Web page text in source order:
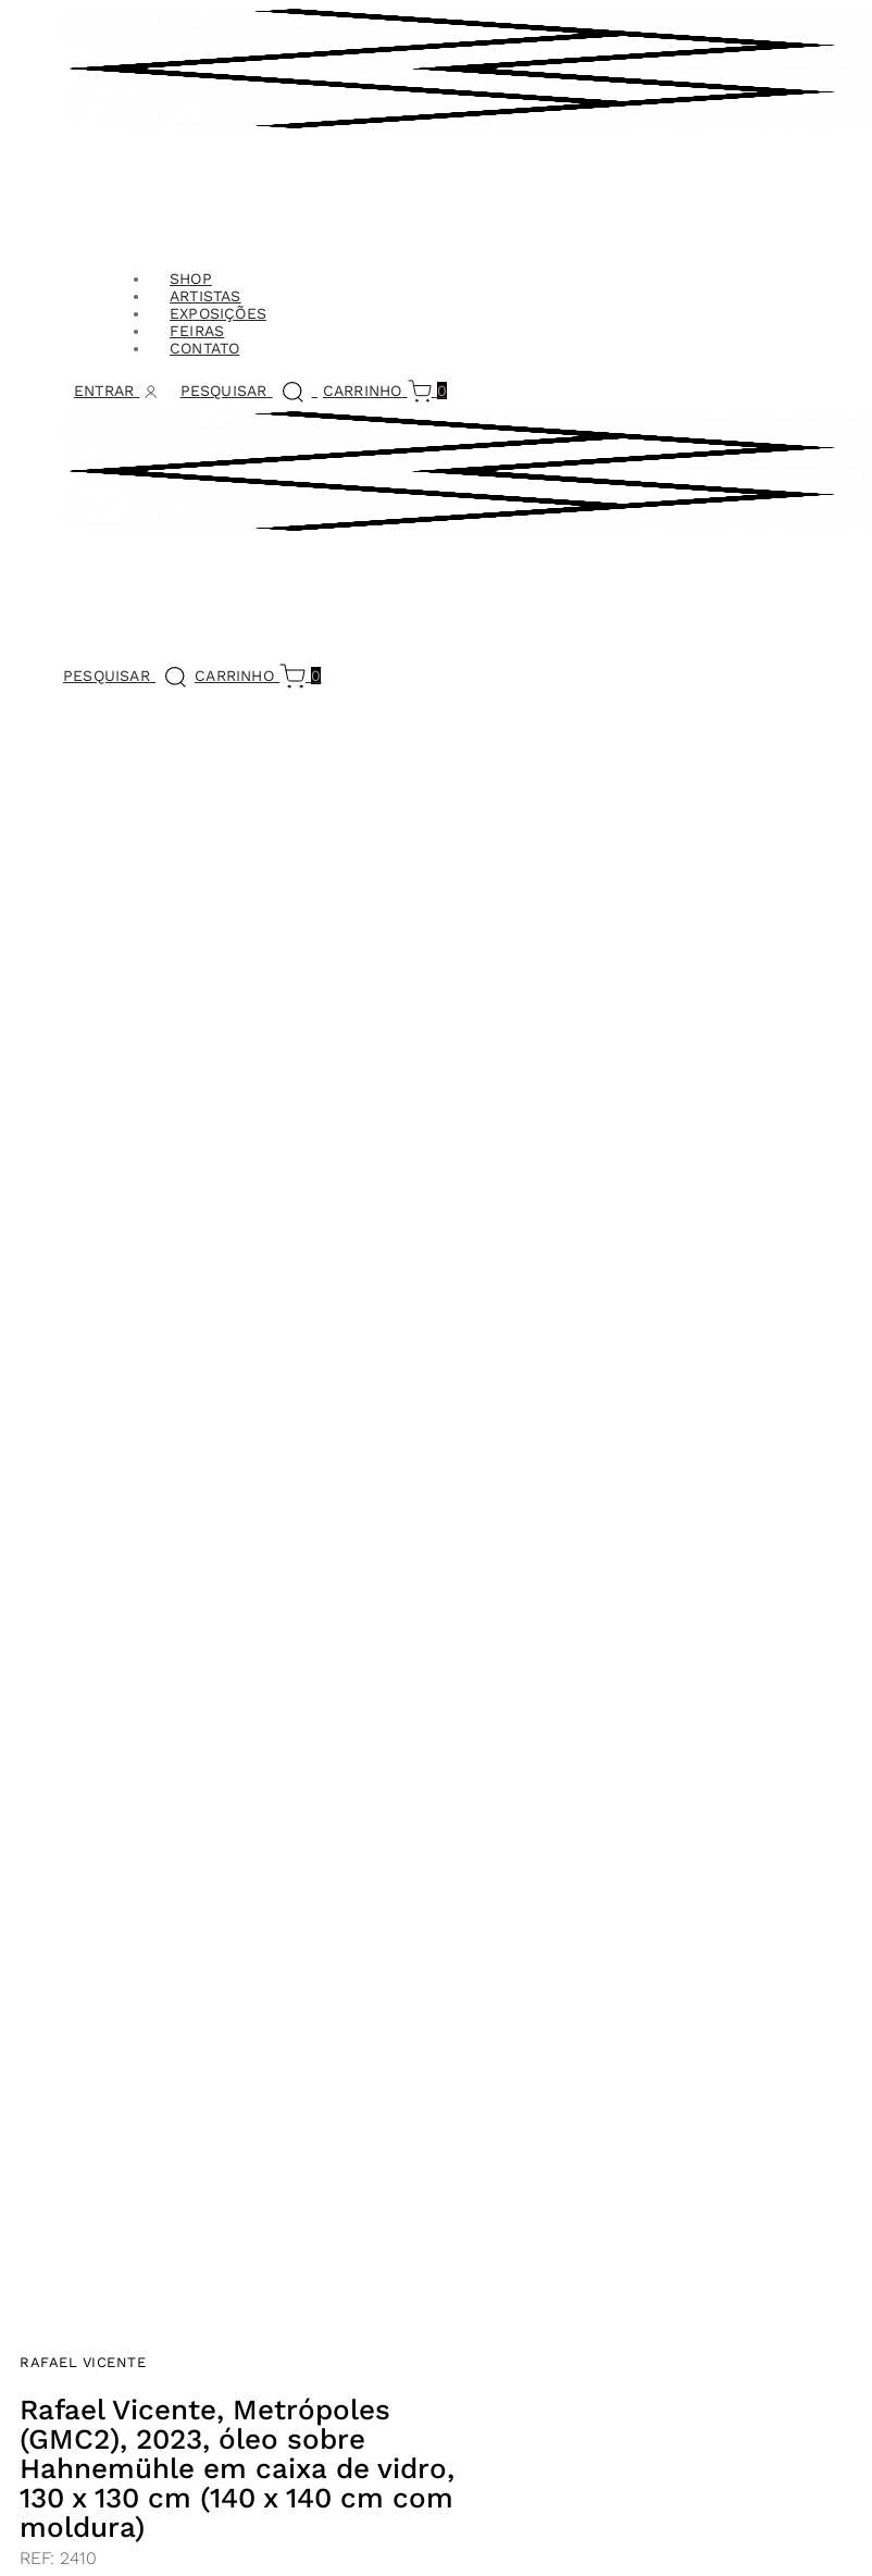
SHOP
ARTISTAS
EXPOSIÇÕES
FEIRAS
CONTATO
ENTRAR PESQUISAR CARRINHO 0
PESQUISAR CARRINHO 0
RAFAEL VICENTE
Rafael Vicente, Metrópoles
(GMC2), 2023, óleo sobre
Hahnemühle em caixa de vidro,
130 x 130 cm (140 x 140 cm com
moldura)
REF: 2410